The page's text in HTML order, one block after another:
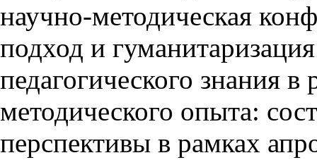
научно-методическая
подход и
педагогического знания в
методического опыта:
перспективы в рамках